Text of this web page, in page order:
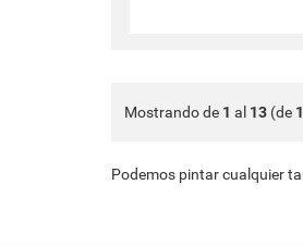
Mostrando de 1 al 13 (de
Podemos pintar cualquier